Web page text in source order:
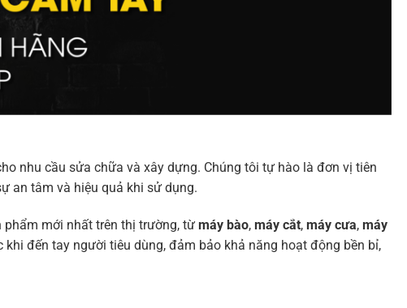
nhu cầu sửa chữa và xây dựng. Chúng tôi tự hào là đơn vị tiên
an tâm và hiệu quả khi sử dụng.
mới nhất trên thị trường, từ máy bào, máy cắt, máy cưa, máy
đến tay người tiêu dùng, đảm bảo khả năng hoạt động bền bỉ,